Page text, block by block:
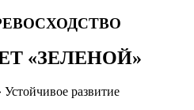
«ЗЕЛЕНОЙ»
Устойчивое развитие